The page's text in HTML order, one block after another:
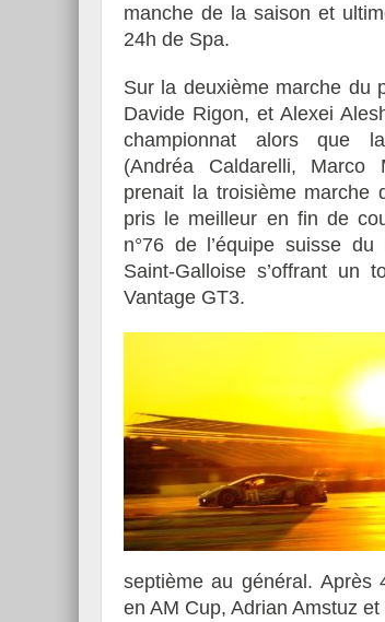
manche de la saison et
24h de Spa.
Sur la deuxième marche du
Davide Rigon, et Alexei
championnat alors que
(Andréa Caldarelli, Marco
prenait la troisième marche
pris le meilleur en fin de
n°76 de l’équipe suisse du
Saint-Galloise s’offrant un
Vantage GT3.
septième au général. Après
en AM Cup, Adrian Amstuz